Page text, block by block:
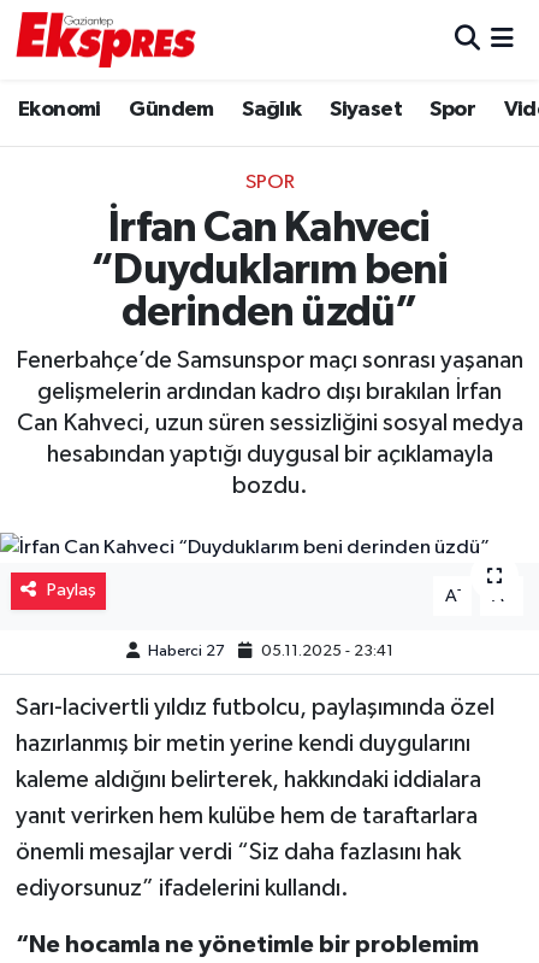
Ekonomi Gündem Sağlık Siyaset Spor
SPOR
İrfan Can Kahveci
“Duyduklarım beni
derinden üzdü”
Fenerbahçe’de Samsunspor maçı sonrası yaşanan
gelişmelerin ardından kadro dışı bırakılan İrfan
Can Kahveci, uzun süren sessizliğini sosyal medya
hesabından yaptığı duygusal bir açıklamayla
bozdu.
Paylaş A- A
Haberci 27 05.11.2025 - 23:41
Sarı-lacivertli yıldız futbolcu, paylaşımında özel
hazırlanmış bir metin yerine kendi duygularını
kaleme aldığını belirterek, hakkındaki iddialara
yanıt verirken hem kulübe hem de taraftarlara
önemli mesajlar verdi “Siz daha fazlasını hak
ediyorsunuz” ifadelerini kullandı.
“Ne hocamla ne yönetimle bir problemim
Ekonomi
Gaziantep son dakika
Genel
Haberler
Kültür Sanat
Müzik
Piyasa
Resmi İlanlar
Sağlık
Sinemalar
Siyaset
Spor
Trafik Durumu
Puan Durumu ve Fikstür
Tüm Manşetler
Haber Arşivi